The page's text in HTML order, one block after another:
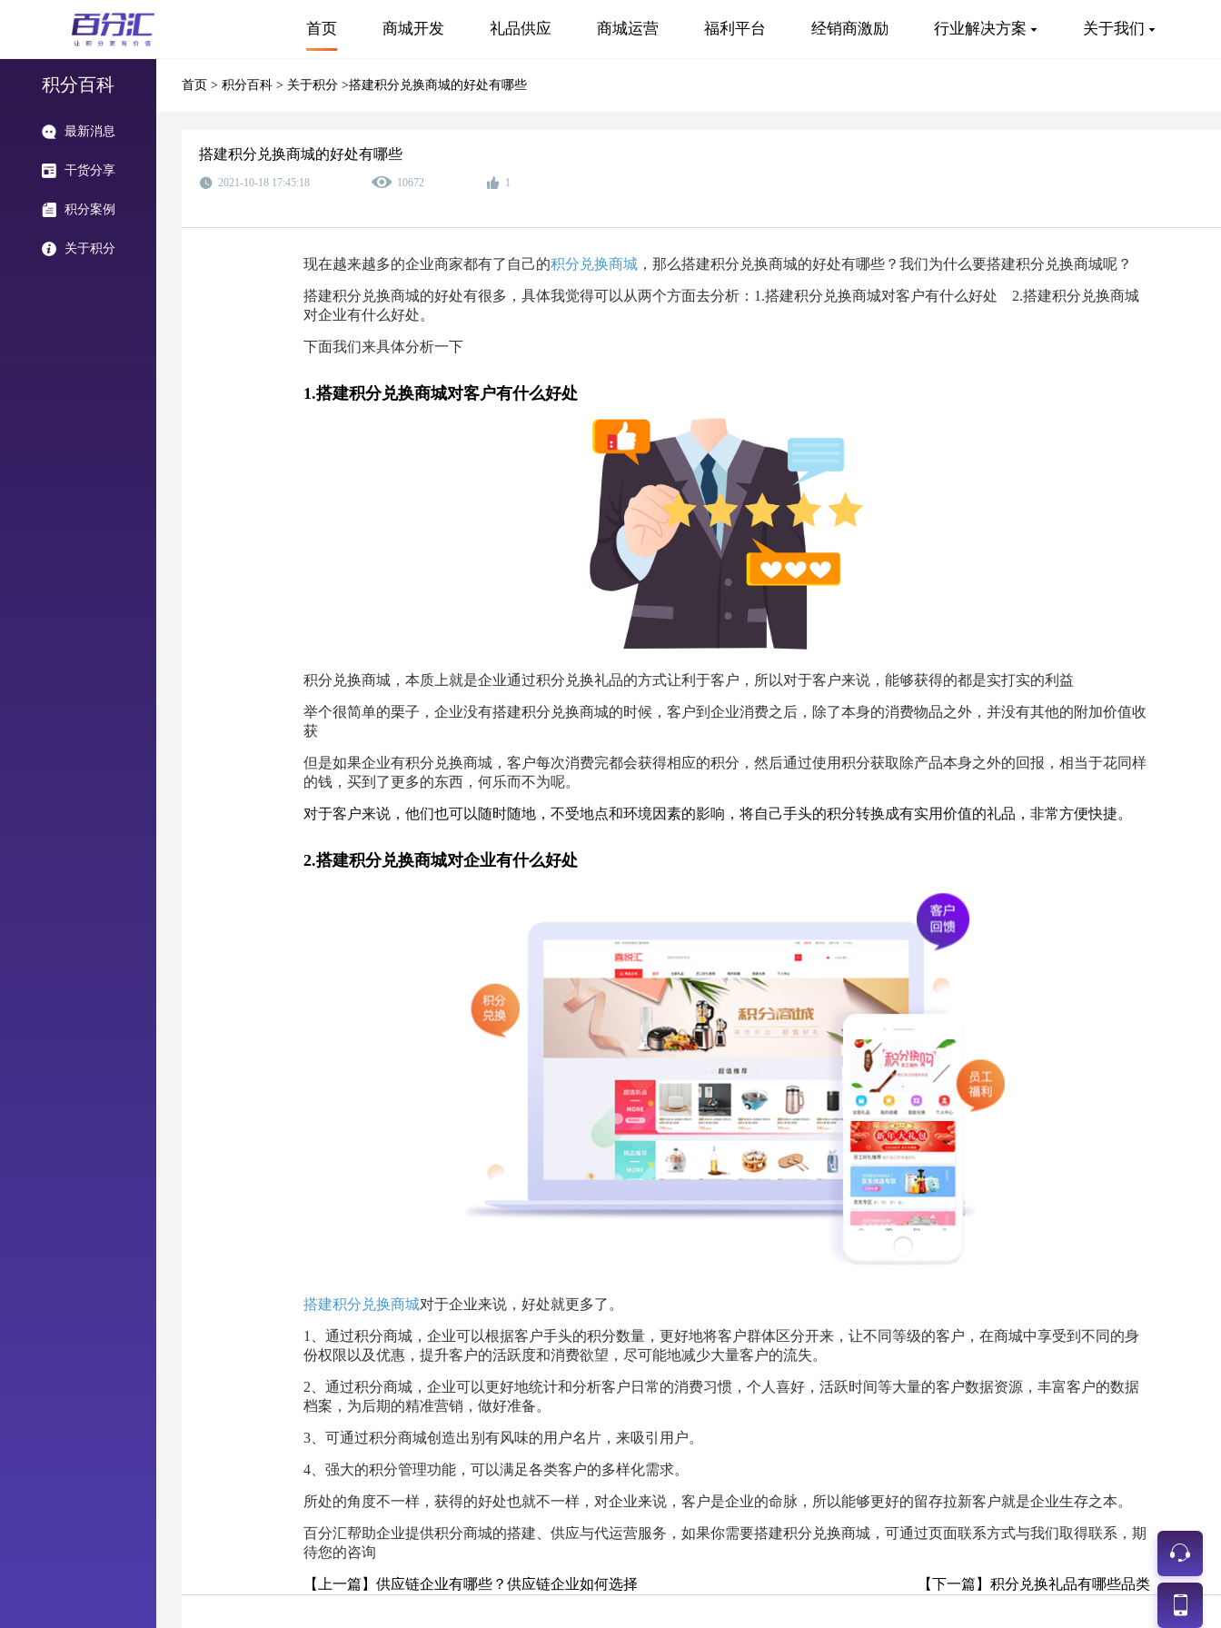
首页 商城开发 礼品供应 商城运营 福利平台 经销商激励 行业解决方案 关于我们
积分百科
最新消息
干货分享
积分案例
关于积分
首页 > 积分百科 > 关于积分 >搭建积分兑换商城的好处有哪些
搭建积分兑换商城的好处有哪些
2021-10-18 17:45:18 10672 1
现在越来越多的企业商家都有了自己的积分兑换商城 ，那么搭建积分兑换商城的好处有哪些？我们为什么要搭建积分兑换商城呢？
搭建积分兑换商城的好处有很多，具体我觉得可以从两个方面去分析：1.搭建积分兑换商城对客户有什么好处 2.搭建积分兑换商城
对企业有什么好处。
下面我们来具体分析一下
1.搭建积分兑换商城对客户有什么好处
积分兑换商城，本质上就是企业通过积分兑换礼品的方式让利于客户，所以对于客户来说，能够获得的都是实打实的利益
举个很简单的栗子，企业没有搭建积分兑换商城的时候，客户到企业消费之后，除了本身的消费物品之外，并没有其他的附加价值收
获
但是如果企业有积分兑换商城，客户每次消费完都会获得相应的积分，然后通过使用积分获取除产品本身之外的回报，相当于花同样
的钱，买到了更多的东西，何乐而不为呢。
对于客户来说，他们也可以随时随地，不受地点和环境因素的影响，将自己手头的积分转换成有实用价值的礼品，非常方便快捷。
2.搭建积分兑换商城对企业有什么好处
搭建积分兑换商城对于企业来说，好处就更多了。
1、通过积分商城，企业可以根据客户手头的积分数量，更好地将客户群体区分开来，让不同等级的客户，在商城中享受到不同的身
份权限以及优惠，提升客户的活跃度和消费欲望，尽可能地减少大量客户的流失。
2、通过积分商城，企业可以更好地统计和分析客户日常的消费习惯，个人喜好，活跃时间等大量的客户数据资源，丰富客户的数据
档案，为后期的精准营销，做好准备。
3、可通过积分商城创造出别有风味的用户名片，来吸引用户。
4、强大的积分管理功能，可以满足各类客户的多样化需求。
所处的角度不一样，获得的好处也就不一样，对企业来说，客户是企业的命脉，所以能够更好的留存拉新客户就是企业生存之本。
百分汇帮助企业提供积分商城的搭建、供应与代运营服务，如果你需要搭建积分兑换商城，可通过页面联系方式与我们取得联系，期
待您的咨询
【上一篇】供应链企业有哪些？供应链企业如何选择 【下一篇】积分兑换礼品有哪些品类